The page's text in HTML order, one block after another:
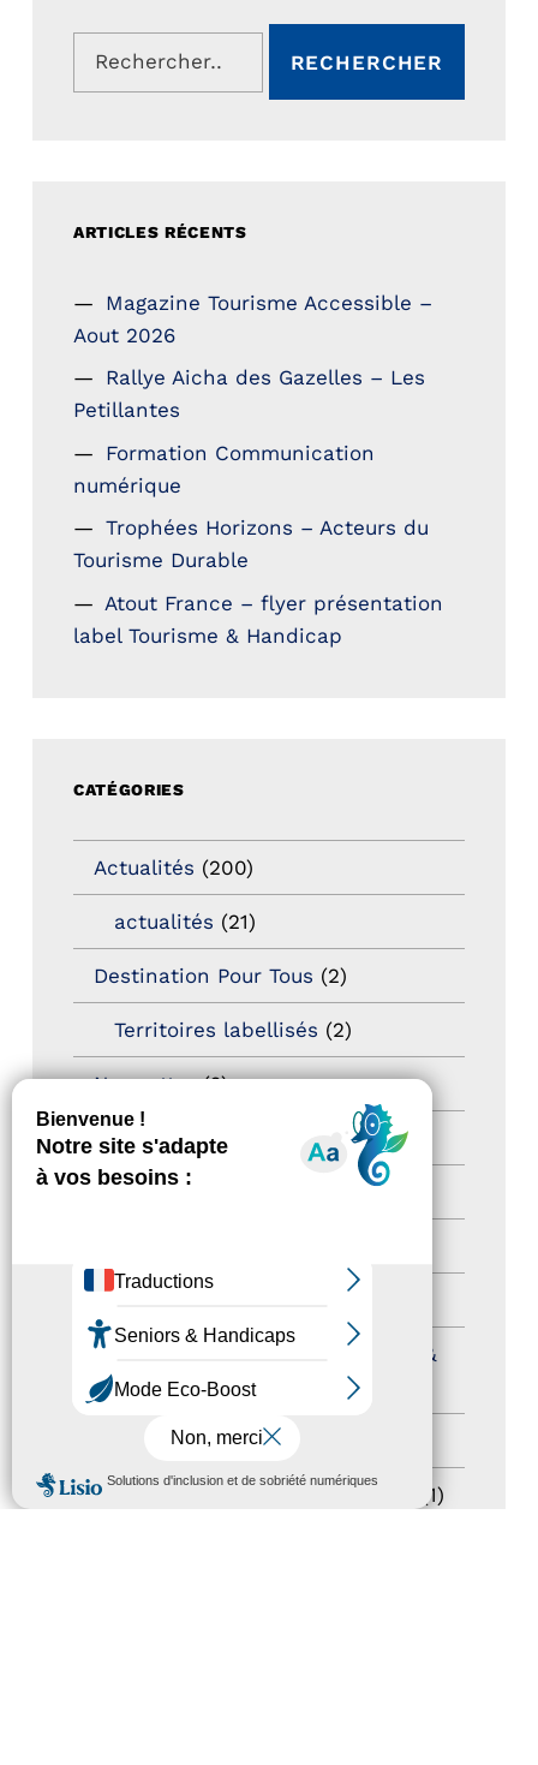
MENU
Rechercher :
ARTICLES RÉCENTS
Magazine Tourisme Accessible –
Aout 2026
Rallye Aicha des Gazelles – Les
Petillantes
Formation Communication
numérique
Trophées Horizons – Acteurs du
Tourisme Durable
Atout France – flyer présentation
label Tourisme & Handicap
CATÉGORIES
Actualités (200)
actualités (21)
Destination Pour Tous (2)
Territoires labellisés (2)
Newsetter(6)
Newsletter pro
Nos Actions
Journées nationales Tourisme &
Handicap(5)
Salons(11)
Sommet mondial du tourisme (1)